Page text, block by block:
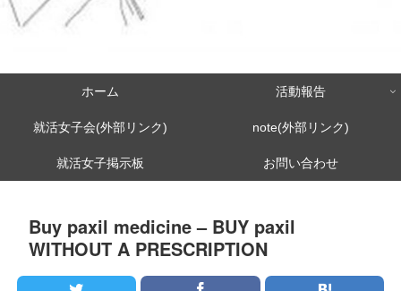
ホーム 活動報告
就活女子会(外部リンク) note(外部リンク)
就活女子掲示板 お問い合わせ
Buy paxil medicine – BUY paxil
WITHOUT A PRESCRIPTION